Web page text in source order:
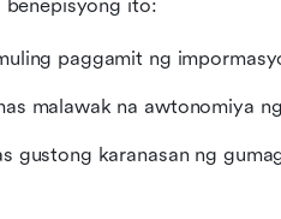
benepisyong ito:
paggamit ng
malawak na awtonomiya
gustong karanasan ng